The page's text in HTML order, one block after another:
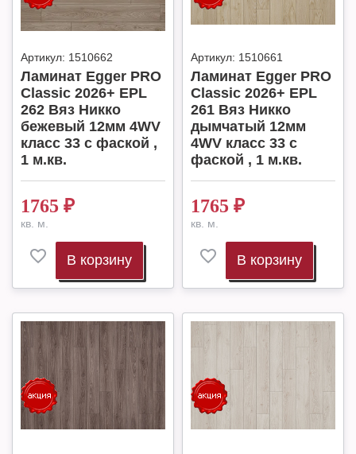
Артикул: 1510662
Ламинат Egger PRO
Classic 2026+ EPL
262 Вяз Никко
бежевый 12мм 4WV
класс 33 с фаской ,
1 м.кв.
1765 ₽
кв. м.
В корзину
Артикул: 1510661
Ламинат Egger PRO
Classic 2026+ EPL
261 Вяз Никко
дымчатый 12мм
4WV класс 33 с
фаской , 1 м.кв.
1765 ₽
кв. м.
В корзину